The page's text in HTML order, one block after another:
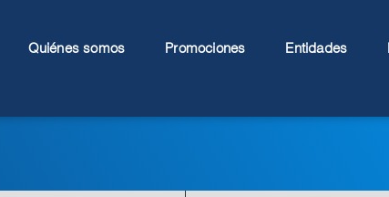
Entidades
Promociones
Quiénes somos